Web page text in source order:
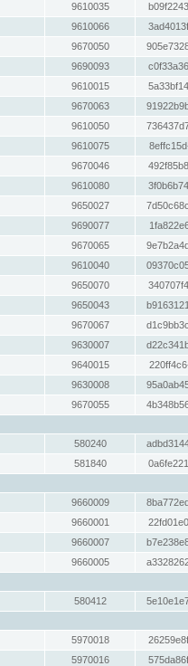
9610035
9610066
9670050
9690093
9610015
9670063
9610050
9610075
9670046
9610080
9650027
9690077
9670065
9610040
9650070
9650043
9670067
9630007
9640015
9630008
9670055
580240
581840
9660009
9660001
9660007
9660005
580412
5970018
5970016